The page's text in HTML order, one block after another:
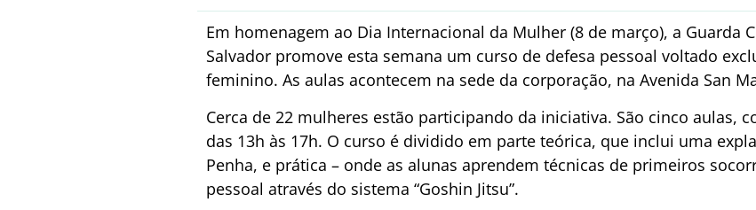
Em homenagem ao Dia Internacional da Mulher (8 de março), a Guarda
Salvador promove esta semana um curso de defesa pessoal voltado
feminino. As aulas acontecem na sede da corporação, na Avenida San
Cerca de 22 mulheres estão participando da iniciativa. São cinco aulas,
das 13h às 17h. O curso é dividido em parte teórica, que inclui uma
Penha, e prática – onde as alunas aprendem técnicas de primeiros
pessoal através do sistema “Goshin Jitsu”.